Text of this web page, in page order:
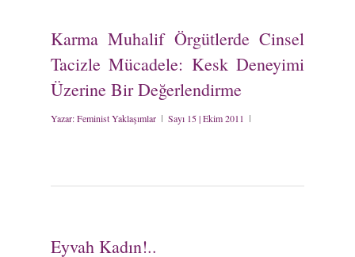
Karma Muhalif Örgütlerde Cinsel
Tacizle Mücadele: Kesk Deneyimi
Üzerine Bir Değerlendirme
Yazar:Feminist Yaklaşımlar Sayı 15 | Ekim 2011
Eyvah Kadın!..